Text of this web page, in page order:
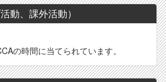
動、課外活動）
の時間に当てられています。